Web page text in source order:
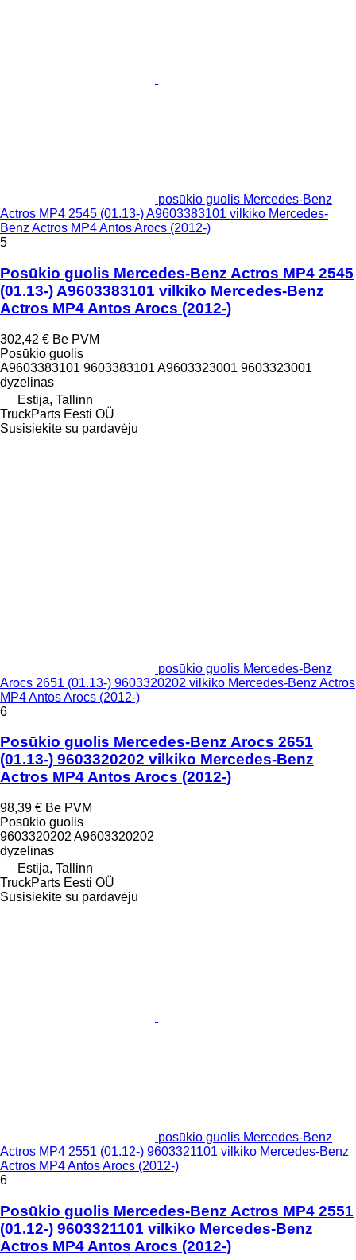
posūkio guolis Mercedes-Benz
Actros MP4 2545 (01.13-) A9603383101 vilkiko Mercedes-
Benz Actros MP4 Antos Arocs (2012-)
5
Posūkio guolis Mercedes-Benz Actros MP4 2545
(01.13-) A9603383101 vilkiko Mercedes-Benz
Actros MP4 Antos Arocs (2012-)
302,42 € Be PVM
Posūkio guolis
A9603383101 9603383101 A9603323001 9603323001
dyzelinas
Estija, Tallinn
TruckParts Eesti OÜ
Susisiekite su pardavėju
posūkio guolis Mercedes-Benz
Arocs 2651 (01.13-) 9603320202 vilkiko Mercedes-Benz Actros
MP4 Antos Arocs (2012-)
6
Posūkio guolis Mercedes-Benz Arocs 2651
(01.13-) 9603320202 vilkiko Mercedes-Benz
Actros MP4 Antos Arocs (2012-)
98,39 € Be PVM
Posūkio guolis
9603320202 A9603320202
dyzelinas
Estija, Tallinn
TruckParts Eesti OÜ
Susisiekite su pardavėju
posūkio guolis Mercedes-Benz
Actros MP4 2551 (01.12-) 9603321101 vilkiko Mercedes-Benz
Actros MP4 Antos Arocs (2012-)
6
Posūkio guolis Mercedes-Benz Actros MP4 2551
(01.12-) 9603321101 vilkiko Mercedes-Benz
Actros MP4 Antos Arocs (2012-)